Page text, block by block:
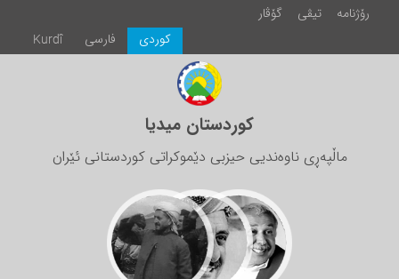
رۆژنامە تیڤی
گۆڤار
Kurdî
فارسی كوردی
کوردستان میدیا
ماڵپەڕی ناوەندیی حیزبی دێموکراتی کوردستانی ئێران